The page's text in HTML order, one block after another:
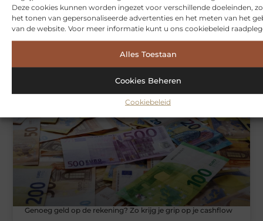
Deze cookies kunnen worden ingezet voor verschillende doeleinden,
het tonen van gepersonaliseerde advertenties en het meten van het
van de website. Voor meer informatie kunt u ons cookiebeleid
Alles Toestaan
Cookies Beheren
Cookiebeleid
Hoe je jouw woning in Amsterdam beter beschermt tegen
ZAKELIJKE DIENSTVERLENING
Genoeg geld op de rekening? Zo krijg je grip op je cashflow